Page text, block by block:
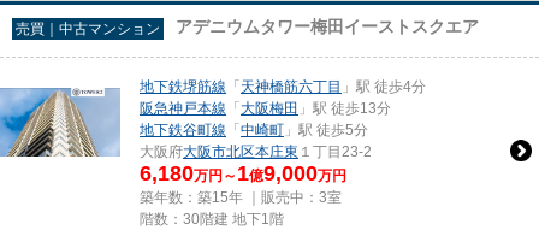
売買｜中古マンション アデニウムタワー梅田イーストスクエア
地下鉄堺筋線 「 天神橋筋六丁目 」駅 徒歩4分
阪急神戸本線 「 大阪梅田 」駅 徒歩13分
地下鉄谷町線 「 中崎町 」駅 徒歩5分
大阪府大阪市北区本庄東 １丁目23-2
6,180万円～ 1億9,000万円
築年数：築15年 ｜販売中： 3室
階数：30階建 地下1階